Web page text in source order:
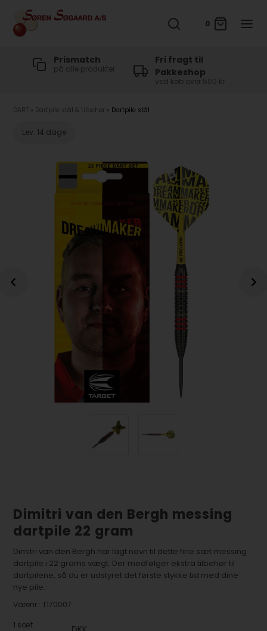
0
Prismatch
på alle produkter
Fri fragt til
Pakkeshop
ved køb over 500 kr
DART Dartpile stål & tilbehør Dartpile stål
Lev. 14 dage
Dimitri van den Bergh messing
dartpile 22 gram
Dimitri van den Bergh har lagt navn til dette fine sæt messing
dartpile i 22 grams vægt. Der medfølger ekstra tilbehør til
dartpilene, så du er udstyret det første stykke tid med dine
nye pile.
Varenr.: T170007
1 sæt